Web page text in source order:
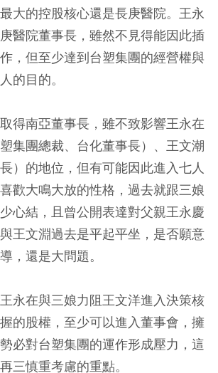
大的控股核心還是長庚醫院。王永
醫院董事長，雖然不見得能因此插
，但至少達到台塑集團的經營權與
的目的。
得南亞董事長，雖不致影響王永在
集團總裁、台化董事長）、王文潮
長）的地位，但有可能因此進入七人
歡大鳴大放的性格，過去就跟三娘
心結，且曾公開表達對父親王永慶
王文淵過去是平起平坐，是否願意
，還是大問題。
永在與三娘力阻王文洋進入決策核
的股權，至少可以進入董事會，擁
必對台塑集團的運作形成壓力，這
三慎重考慮的重點。